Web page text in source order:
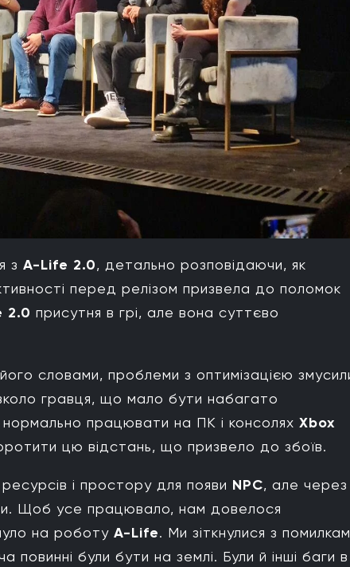
з A-Life 2.0, детально розповідаючи, як
перед релізом призвела до поломок
2.0 присутня в грі, але вона суттєво
словами, проблеми з оптимізацією
гравця, що мало бути набагато
нормально працювати на ПК і консолях Xbox
цю відстань, що призвело до збоїв.
і простору для появи NPC, але через
Щоб усе працювало, нам довелося
на роботу A-Life. Ми зіткнулися з
повинні були бути на землі. Були й інші баги в